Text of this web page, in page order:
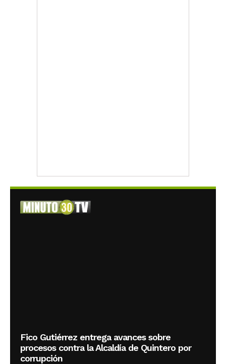
Fico Gutiérrez entrega avances sobre
procesos contra la Alcaldía de Quintero por
corrupción